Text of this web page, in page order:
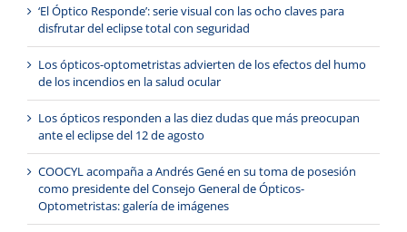
‘El Óptico Responde’: serie visual con las ocho claves para
disfrutar del eclipse total con seguridad
Los ópticos-optometristas advierten de los efectos del humo
de los incendios en la salud ocular
Los ópticos responden a las diez dudas que más preocupan
ante el eclipse del 12 de agosto
COOCYL acompaña a Andrés Gené en su toma de posesión
como presidente del Consejo General de Ópticos-
Optometristas: galería de imágenes